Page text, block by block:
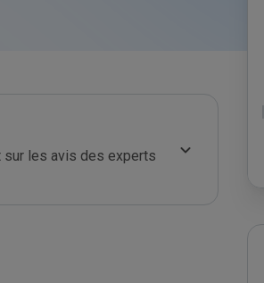
sur les avis des experts